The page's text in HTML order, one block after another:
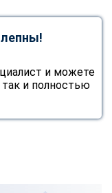
и можете
так и полностью